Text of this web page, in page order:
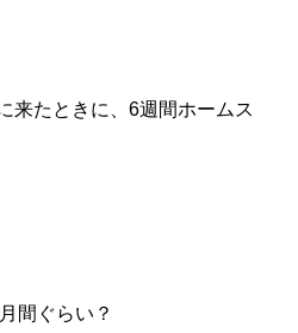
来たときに、6週間ホームス
間ぐらい？